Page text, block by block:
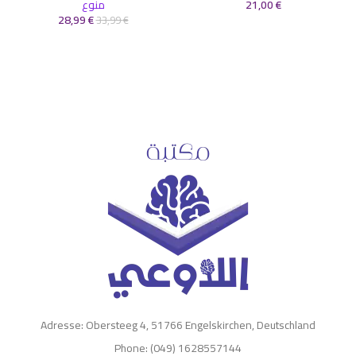
21,00€ منوع
33,99€
28,99€
Adresse: Obersteeg 4, 51766 Engelskirchen, Deutschland
Phone: (049) 1628557144